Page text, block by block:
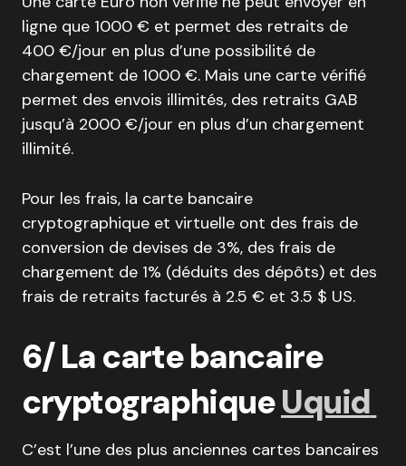
ligne que 1000 € et permet des retraits de
400 €/jour en plus d’une possibilité de
chargement de 1000 €. Mais une carte vérifié
permet des envois illimités, des retraits GAB
jusqu’à 2000 €/jour en plus d’un chargement
illimité.
Pour les frais, la carte bancaire
cryptographique et virtuelle ont des frais de
conversion de devises de 3%, des frais de
chargement de 1% (déduits des dépôts) et des
frais de retraits facturés à 2.5 € et 3.5 $ US.
6/ La carte bancaire
cryptographiqueUquid
C’est l’une des plus anciennes cartes bancaires